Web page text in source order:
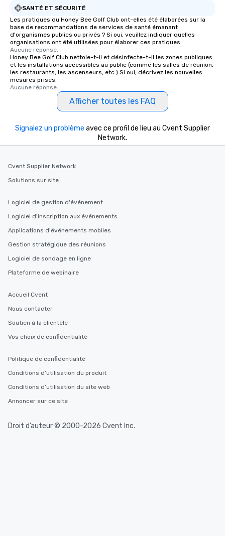
SANTÉ ET SÉCURITÉ
Les pratiques du Honey Bee Golf Club ont-elles été élaborées sur la
base de recommandations de services de santé émanant
d'organismes publics ou privés ? Si oui, veuillez indiquer quelles
organisations ont été utilisées pour élaborer ces pratiques.
Aucune réponse.
Honey Bee Golf Club nettoie-t-il et désinfecte-t-il les zones publiques
et les installations accessibles au public (comme les salles de réunion,
les restaurants, les ascenseurs, etc.) Si oui, décrivez les nouvelles
mesures prises.
Aucune réponse.
Afficher toutes les FAQ
Signalez un problème avec ce profil de lieu au Cvent Supplier
Network.
Cvent Supplier Network
Solutions sur site
Logiciel de gestion d'événement
Logiciel d'inscription aux événements
Applications d'événements mobiles
Gestion stratégique des réunions
Logiciel de sondage en ligne
Plateforme de webinaire
Accueil Cvent
Nous contacter
Soutien à la clientèle
Vos choix de confidentialité
Politique de confidentialité
Conditions d’utilisation du produit
Conditions d’utilisation du site web
Annoncer sur ce site
Droit d’auteur © 2000-2026 Cvent Inc.